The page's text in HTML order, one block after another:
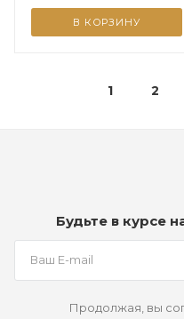
В КОРЗИНУ
1 2
Будьте в курсе
Продолжая, вы